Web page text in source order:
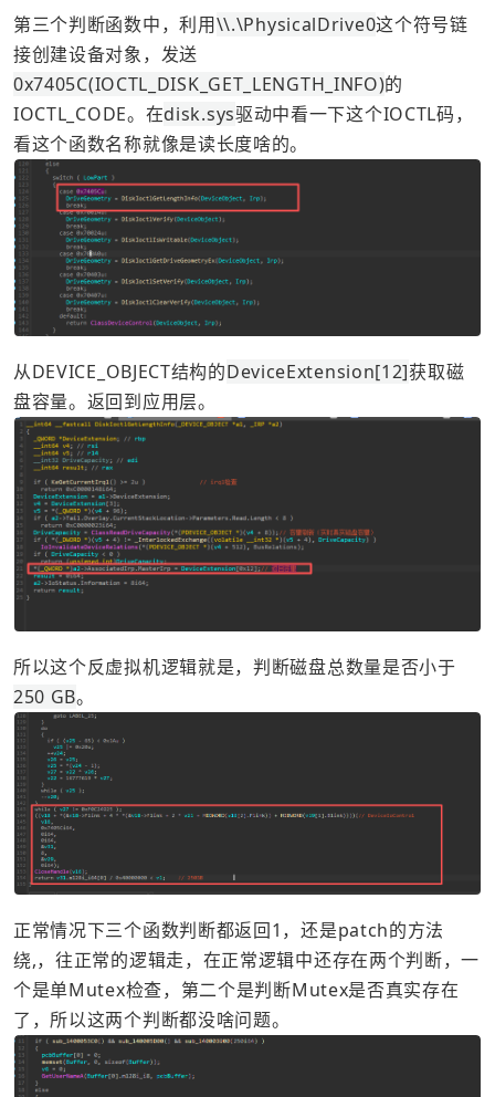
第三个判断函数中，利用\\.\PhysicalDrive0这个符号链
接创建设备对象，发送
0x7405C(IOCTL_DISK_GET_LENGTH_INFO)的
IOCTL_CODE。在disk.sys驱动中看一下这个IOCTL码，
看这个函数名称就像是读长度啥的。
从DEVICE_OBJECT结构的DeviceExtension[12]获取磁
盘容量。返回到应用层。
所以这个反虚拟机逻辑就是，判断磁盘总数量是否小于
250 GB。
正常情况下三个函数判断都返回1，还是patch的方法
绕,，往正常的逻辑走，在正常逻辑中还存在两个判断，一
个是单Mutex检查，第二个是判断Mutex是否真实存在
了，所以这两个判断都没啥问题。